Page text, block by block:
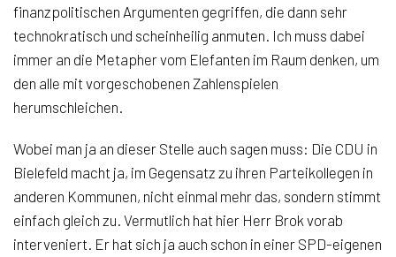
finanzpolitischen Argumenten gegriffen, die dann sehr
technokratisch und scheinheilig anmuten. Ich muss dabei
immer an die Metapher vom Elefanten im Raum denken, um
den alle mit vorgeschobenen Zahlenspielen
herumschleichen.
Wobei man ja an dieser Stelle auch sagen muss: Die CDU in
Bielefeld macht ja, im Gegensatz zu ihren Parteikollegen in
anderen Kommunen, nicht einmal mehr das, sondern stimmt
einfach gleich zu. Vermutlich hat hier Herr Brok vorab
interveniert. Er hat sich ja auch schon in einer SPD-eigenen